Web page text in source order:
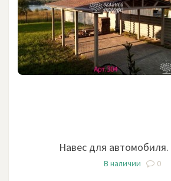
пиломатериал, наши деревянные
приобретаете по доступной,
стоимости. Будьте уверены,
заказанные у профессионалов это
вложение средств!
Навес для автомобиля.
В наличии 0